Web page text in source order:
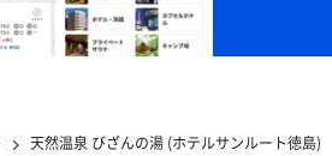
天然温泉 びざんの湯 (ホテルサンルート徳島)